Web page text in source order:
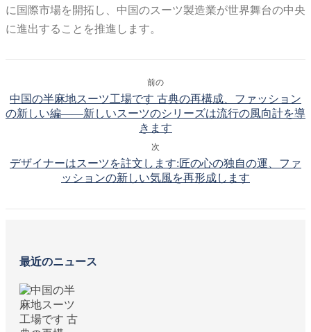
に国際市場を開拓し、中国のスーツ製造業が世界舞台の中央
に進出することを推進します。
前の
中国の半麻地スーツ工場です 古典の再構成、ファッション
の新しい編——新しいスーツのシリーズは流行の風向計を導
きます
次
デザイナーはスーツを註文します:匠の心の独自の運、ファ
ッションの新しい気風を再形成します
最近のニュース